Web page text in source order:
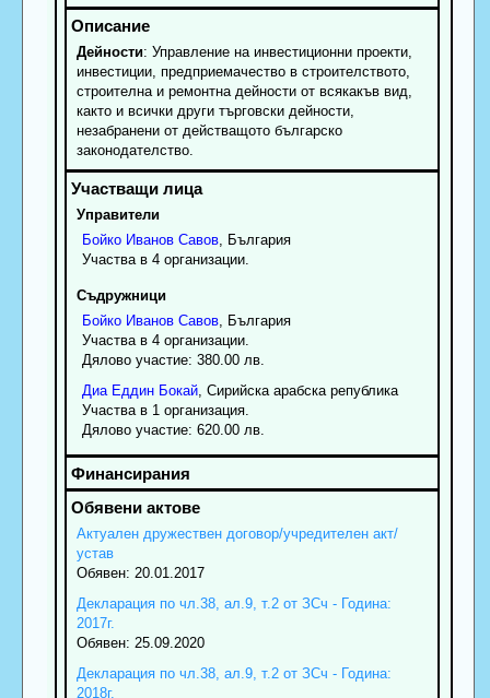
Дейности: Управление на инвестиционни проекти,
инвестиции, предприемачество в строителството,
строителна и ремонтна дейности от всякакъв вид,
както и всички други търговски дейности,
незабранени от действащото българско
законодателство.
Управители
Бойко Иванов Савов, България
Участва в 4 организации.
Съдружници
Бойко Иванов Савов, България
Участва в 4 организации.
Дялово участие: 380.00 лв.
Диа Еддин Бокай, Сирийска арабска република
Участва в 1 организация.
Дялово участие: 620.00 лв.
Актуален дружествен договор/учредителен акт/
устав
Обявен: 20.01.2017
Декларация по чл.38, ал.9, т.2 от ЗСч - Година:
2017г.
Обявен: 25.09.2020
Декларация по чл.38, ал.9, т.2 от ЗСч - Година:
2018г.